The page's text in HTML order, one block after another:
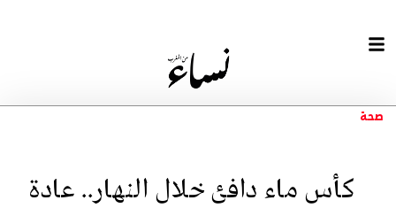
صحة
كأس ماء دافئ خلال النهار.. عادة